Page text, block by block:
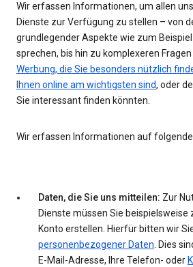
Wir erfassen Informationen, um allen
Dienste zur Verfügung zu stellen – von
grundlegender Aspekte wie zum
sprechen, bis hin zu komplexeren
Werbung, die Sie besonders nützlich
Ihnen online am wichtigsten sind, oder
Sie interessant finden könnten.
Wir erfassen Informationen auf
Daten, die Sie uns mitteilen: Zur
Dienste müssen Sie beispielsweise
Konto erstellen. Hierfür bitten wir
personenbezogener Daten. Dies
E-Mail-Adresse, Ihre Telefon- oder